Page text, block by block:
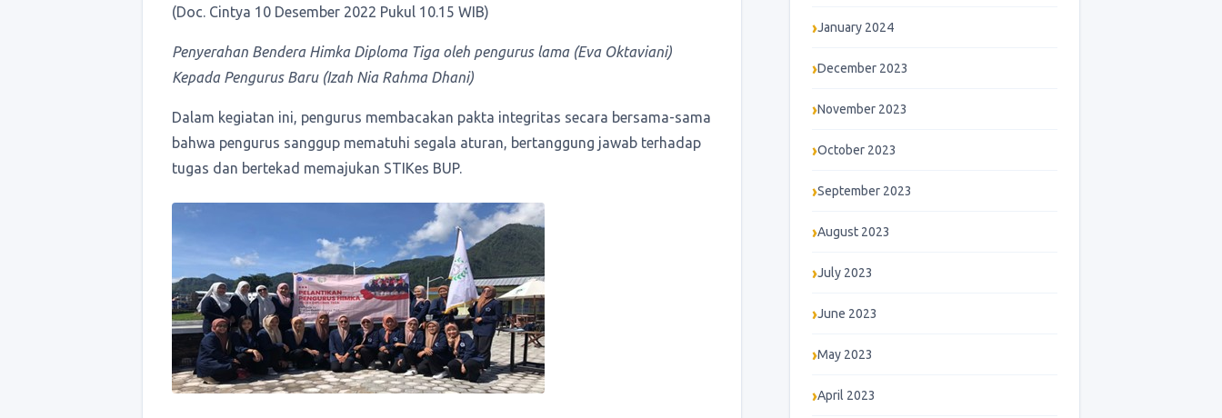
(Doc. Cintya 10 Desember 2022 Pukul 10.15 WIB)
Penyerahan Bendera Himka Diploma Tiga oleh pengurus lama (Eva Oktaviani)
Kepada Pengurus Baru (Izah Nia Rahma Dhani)
Dalam kegiatan ini, pengurus membacakan pakta integritas secara bersama-sama
bahwa pengurus sanggup mematuhi segala aturan, bertanggung jawab terhadap
tugas dan bertekad memajukan STIKes BUP.
January 2024
December 2023
November 2023
October 2023
September 2023
August 2023
July 2023
June 2023
May 2023
April 2023